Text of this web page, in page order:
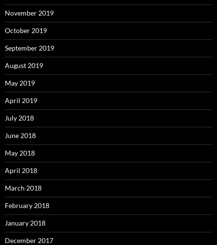
November 2019
October 2019
September 2019
August 2019
May 2019
April 2019
July 2018
June 2018
May 2018
April 2018
March 2018
February 2018
January 2018
December 2017